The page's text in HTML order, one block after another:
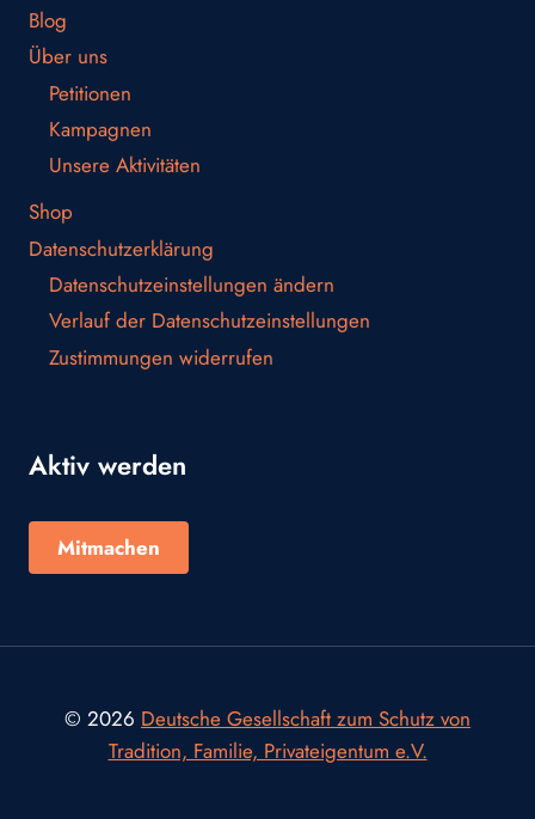
Blog
Über uns
Petitionen
Kampagnen
Unsere Aktivitäten
Shop
Datenschutzerklärung
Datenschutzeinstellungen ändern
Verlauf der Datenschutzeinstellungen
Zustimmungen widerrufen
Aktiv werden
Mitmachen
© 2026 Deutsche Gesellschaft zum Schutz von
Tradition, Familie, Privateigentum e.V.